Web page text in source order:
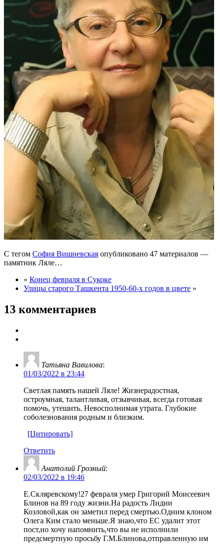
С тегом София Вишневская опубликовано 47 материалов —
памятник Ляле…
« Конец февраля в Сукоке
Улицы старого Ташкента 1950-60-х годов в цвете »
13 комментариев
Татьяна Вавилова:
01/03/2022 в 23:44
Светлая память нашей Ляле! Жизнерадостная,
остроумная, талантливая, отзывчивая, всегда готовая
помочь, утешить. Невосполнимая утрата. Глубокие
соболезнования родным и близким.
[Цитировать]
Ответить
Анатолий Грозный:
02/03/2022 в 19:46
Е.Скляревскому!27 февраля умер Григорий Моисеевич
Блинов на 89 году жизни.На радость Лидии
Козловой,как он заметил перед смертью.Одним клоном
Олега Ким стало меньше.Я знаю,что ЕС удалит этот
пост,но хочу напомнить,что вы не исполнили
предсмертную просьбу Г.М.Блинова,отправленную им